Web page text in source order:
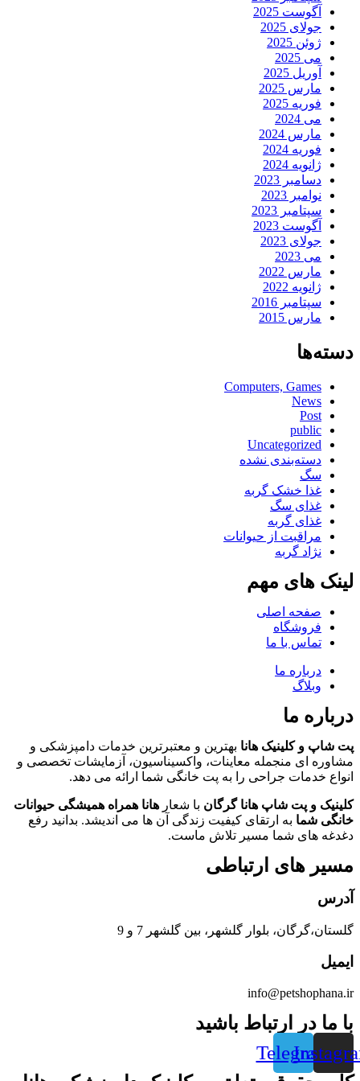
آگوست 2025
جولای 2025
ژوئن 2025
می 2025
آوریل 2025
مارس 2025
فوریه 2025
می 2024
مارس 2024
فوریه 2024
ژانویه 2024
دسامبر 2023
نوامبر 2023
سپتامبر 2023
آگوست 2023
جولای 2023
می 2023
مارس 2022
ژانویه 2022
سپتامبر 2016
مارس 2015
دسته‌ها
Computers, Games
News
Post
public
Uncategorized
دسته‌بندی نشده
سگ
غذا خشک گربه
غذای سگ
غذای گربه
مراقبت از حیوانات
نژاد گربه
لینک های مهم
صفحه اصلی
فروشگاه
تماس با ما
درباره ما
وبلاگ
درباره ما
پت شاپ و کلینیک هانا بهترین و معتبرترین خدمات دامپزشکی و
مشاوره ای منجمله معاینات، واکسیناسیون، آزمایشات تخصصی و
انواع خدمات جراحی را به پت خانگی شما ارائه می دهد.
کلینیک و پت شاپ هانا گرگان با شعار هانا همراه همیشگی حیوانات
خانگی شما به ارتقای کیفیت زندگی آن ها می اندیشد. بدانید رفع
دغدغه های شما مسیر تلاش ماست.
مسیر های ارتباطی
آدرس
گلستان،گرگان، بلوار گلشهر، بین گلشهر 7 و 9
ایمیل
info@petshophana.ir
با ما در ارتباط باشید
Telegram